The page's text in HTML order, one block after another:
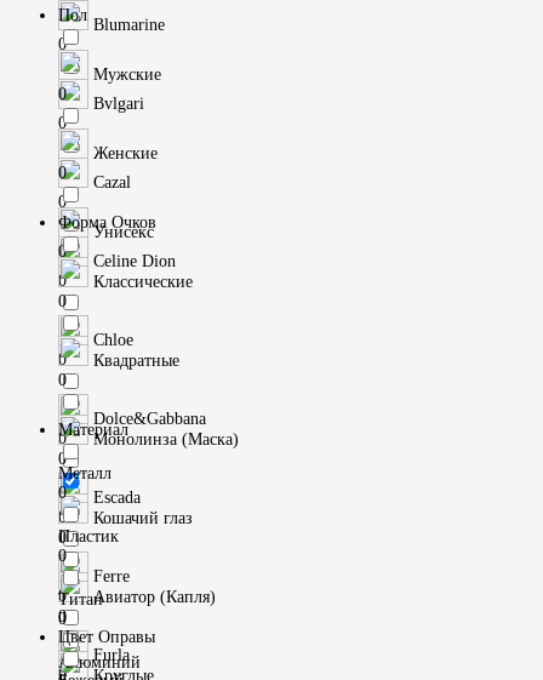
Blumarine
0
Bvlgari
0
Cazal
0
Celine Dion
0
Chloe
0
Dolce&Gabbana
0
Escada
0
Ferre
0
Furla
0
Пол
Мужские
0
Женские
0
Унисекс
0
Форма Очков
Классические
0
Квадратные
0
Монолинза (Маска)
0
Кошачий глаз
0
Авиатор (Капля)
0
Круглые
Материал
Металл
0
Пластик
0
Титан
0
Алюминий
Цвет Оправы